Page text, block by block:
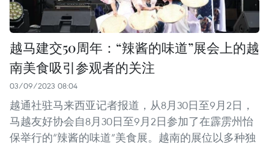
越马建交50周年：“辣酱的味道”展会上的越
南美食吸引参观者的关注
03/09/2023 08:04
越通社驻马来西亚记者报道，从8月30日至9月2日，
马越友好协会自8月30日至9月2日参加了在霹雳州怡
保举行的“辣酱的味道”美食展。越南的展位以多种独